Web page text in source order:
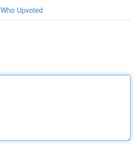
Who Upvoted